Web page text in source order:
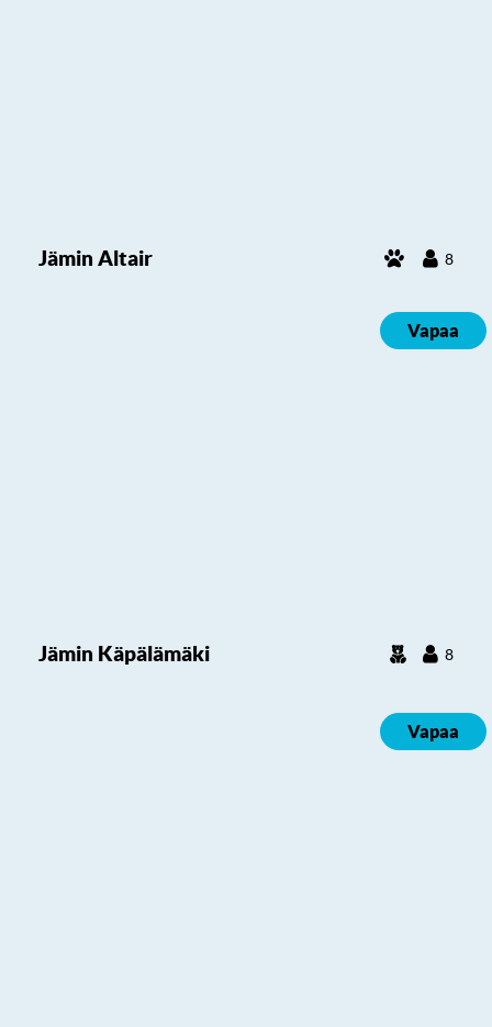
Jämin Altair 8
Vapaa
Jämin Käpälämäki 8
Vapaa